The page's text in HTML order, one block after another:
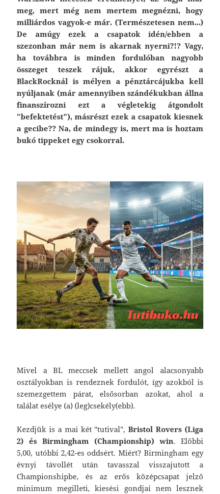
meg, mert még nem mertem megnézni, hogy
milliárdos vagyok-e már. (Természetesen nem...)
De amúgy ezek a csapatok idén/ebben a
szezonban már nem is akarnak nyerni?!? Vagy,
ha továbbra is minden fordulóban nagyobb
összeget teszek rájuk, akkor egyrészt a
BlackRocknál is mélyen a pénztárcájukba kell
nyúljanak (már amennyiben szándékukban állna
finanszírozni ezt a végletekig átgondolt
"befektetést"), másrészt ezek a csapatok kiesnek
a gecibe?? Na, de mindegy is, mert ma is hoztam
bukó tippeket egy csokorral.
Mivel a BL meccsek mellett angol alacsonyabb
osztályokban is rendeznek fordulót, így azokból is
szemezgettem párat, elsősorban azokat, ahol a
találat esélye (a) (leg)csekély(ebb).
Kezdjük is a mai két "tutival",Bristol Rovers (Liga
2) és Birmingham (Championship) win. Előbbi
5,00, utóbbi 2,42-es oddsért. Miért? Birmingham egy
évnyi távollét után tavasszal visszajutott a
Championshipbe, és az erős középcsapat jelző
minimum megilleti, kiesési gondjai nem lesznek